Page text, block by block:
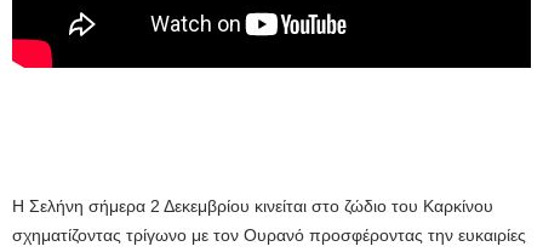
Η Σελήνη σήμερα 2 Δεκεμβρίου κινείται στο ζώδιο του Καρκίνου
σχηματίζοντας τρίγωνο με τον Ουρανό προσφέροντας την ευκαιρίες